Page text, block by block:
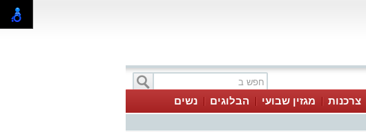
צרכנות מגזין שבועי הבלוגים נשים